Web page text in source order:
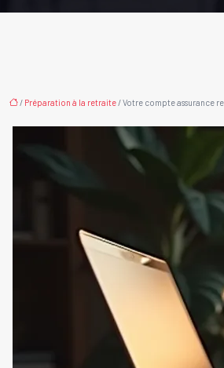
/ Préparation à la retraite/ Votre compte assurance